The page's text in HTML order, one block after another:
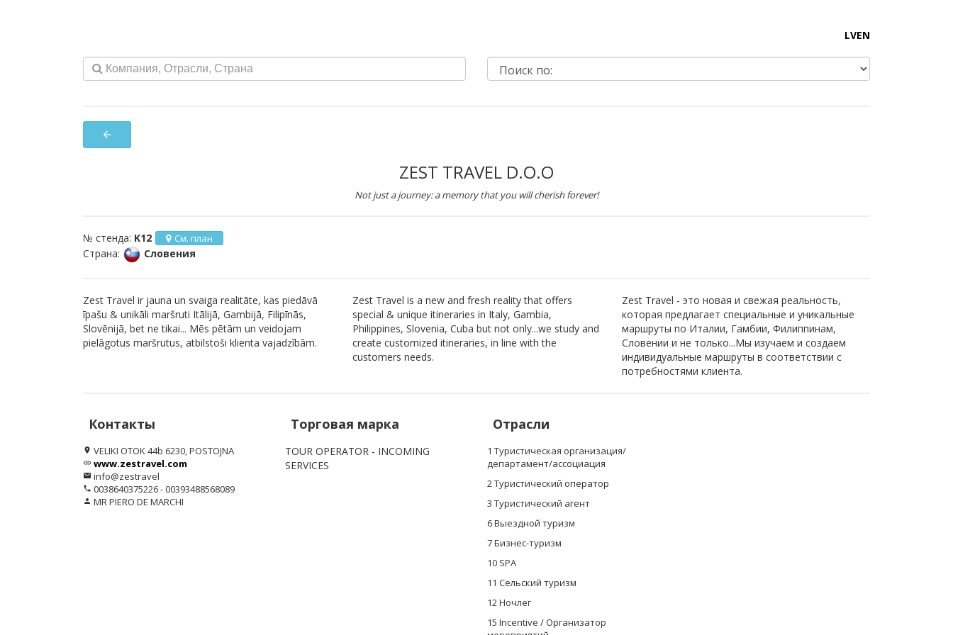
LVEN
arrow_back
ZEST TRAVEL D.O.O
Not just a journey: a memory that you will cherish forever!
№ стенда: K12 См. план
Страна: Словения
Zest Travel ir jauna un svaiga realitāte, kas piedāvā
īpašu & unikāli maršruti Itālijā, Gambijā, Filipīnās,
Slovēnijā, bet ne tikai... Mēs pētām un veidojam
pielāgotus maršrutus, atbilstoši klienta vajadzībām.
Zest Travel is a new and fresh reality that offers
special & unique itineraries in Italy, Gambia,
Philippines, Slovenia, Cuba but not only...we study and
create customized itineraries, in line with the
customers needs.
Zest Travel - это новая и свежая реальность,
которая предлагает специальные и уникальные
маршруты по Италии, Гамбии, Филиппинам,
Словении и не только...Мы изучаем и создаем
индивидуальные маршруты в соответствии с
потребностями клиента.
Контакты
location_on VELIKI OTOK 44b 6230, POSTOJNA
link www.zestravel.com
email info@zestravel
phone 0038640375226 - 00393488568089
person MR PIERO DE MARCHI
Торговая марка
TOUR OPERATOR - INCOMING
SERVICES
Отрасли
1 Туристическая организация/
департамент/ассоциация
2 Туристический оператор
3 Туристический агент
6 Выездной туризм
7 Бизнес-туризм
10 SPА
11 Сельский туризм
12 Ночлег
15 Incentive / Организатор